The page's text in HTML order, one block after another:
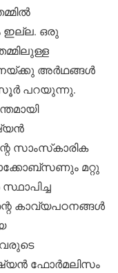
ഇല്ല. ഒരു
അര്‍ഥങ്ങള്‍
പറയുന്നു.
സാംസ്‌കാരിക
മറ്റു
കാവ്യപഠനങ്ങള്‍
ഫോര്‍മലിസം